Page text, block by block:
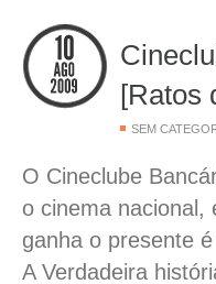
[Ratos
SEM
O Cineclube
o cinema nacional,
ganha o presente
A Verdadeira